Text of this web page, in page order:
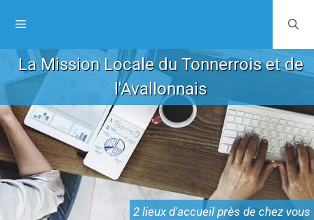
La Mission Locale du Tonnerrois et de
l'Avallonnais
2 lieux d'accueil près de chez vous